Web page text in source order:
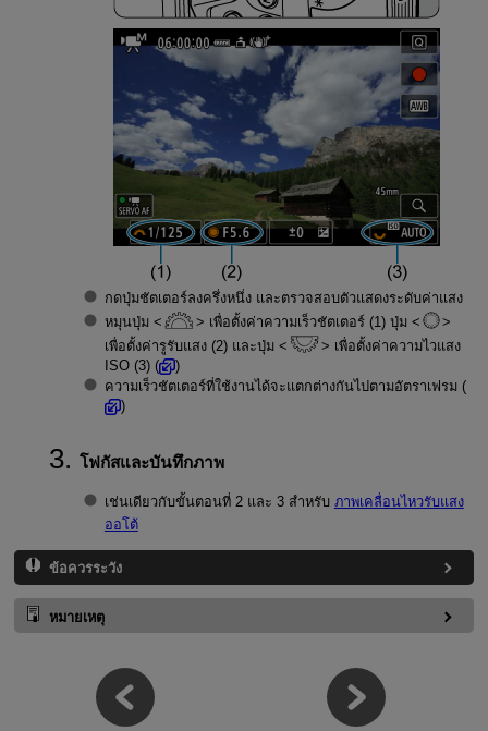
กดปุ่มชัตเตอร์ลงครึ่งหนึ่ง และตรวจสอบตัวแสดงระดับค่าแสง
หมุนปุ่ม
เพื่อตั้งค่าความเร็วชัตเตอร์ (1) ปุ่ม
เพื่อตั้งค่ารูรับแสง (2) และปุ่ม
เพื่อตั้งค่าความไวแสง
ISO (3) (
)
ความเร็วชัตเตอร์ที่ใช้งานได้จะแตกต่างกันไปตามอัตราเฟรม (
)
โฟกัสและบันทึกภาพ
เช่นเดียวกับขั้นตอนที่ 2 และ 3 สำหรับ ภาพเคลื่อนไหวรับแสง
ออโต้
ข้อควรระวัง
หมายเหตุ